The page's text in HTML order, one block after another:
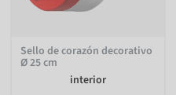
Sello de corazón decorativo
Ø 25 cm
interior